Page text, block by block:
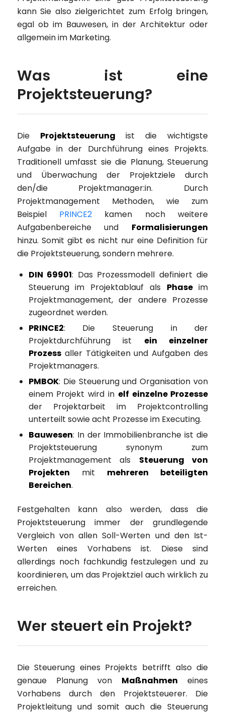
kann Sie also zielgerichtet zum Erfolg bringen,
egal ob im Bauwesen, in der Architektur oder
allgemein im Marketing.
Was ist eine
Projektsteuerung?
Die Projektsteuerung ist die wichtigste
Aufgabe in der Durchführung eines Projekts.
Traditionell umfasst sie die Planung, Steuerung
und Überwachung der Projektziele durch
den/die Projektmanager:in. Durch
Projektmanagement Methoden, wie zum
Beispiel PRINCE2 kamen noch weitere
Aufgabenbereiche und Formalisierungen
hinzu. Somit gibt es nicht nur eine Definition für
die Projektsteuerung, sondern mehrere.
DIN 69901: Das Prozessmodell definiert die
Steuerung im Projektablauf als Phaseim
Projektmanagement, der andere Prozesse
zugeordnet werden.
PRINCE2: Die Steuerung in der
Projektdurchführung ist ein einzelner
Prozessaller Tätigkeiten und Aufgaben des
Projektmanagers.
PMBOK: Die Steuerung und Organisation von
einem Projekt wird in elf einzelne Prozesse
der Projektarbeit im Projektcontrolling
unterteilt sowie acht Prozesse im Executing.
Bauwesen: In der Immobilienbranche ist die
Projektsteuerung synonym zum
Projektmanagement als Steuerung von
Projekten mit mehreren beteiligten
Bereichen.
Festgehalten kann also werden, dass die
Projektsteuerung immer der grundlegende
Vergleich von allen Soll-Werten und den Ist-
Werten eines Vorhabens ist. Diese sind
allerdings noch fachkundig festzulegen und zu
koordinieren, um das Projektziel auch wirklich zu
erreichen.
Wer steuert ein Projekt?
Die Steuerung eines Projekts betrifft also die
genaue Planung von Maßnahmen eines
Vorhabens durch den Projektsteuerer. Die
Projektleitung und somit auch die Steuerung